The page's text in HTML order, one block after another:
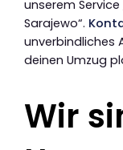
unserem
Sarajewo“.
unverbindliches
deinen Umzug
Wir